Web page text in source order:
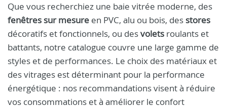
Que vous recherchiez une baie vitrée moderne, des
fenêtres sur mesure en PVC, alu ou bois, des stores
décoratifs et fonctionnels, ou desvolets roulants et
battants, notre catalogue couvre une large gamme de
styles et de performances. Le choix des matériaux et
des vitrages est déterminant pour la performance
énergétique : nos recommandations visent à réduire
vos consommations et à améliorer le confort